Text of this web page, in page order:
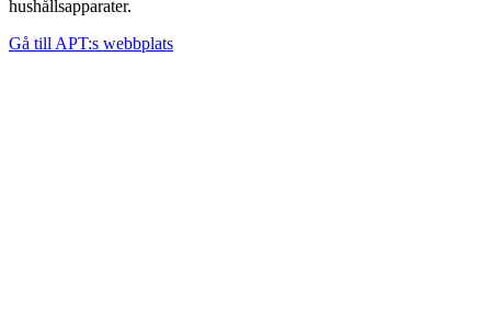
hushållsapparater.
Gå till APT:s webbplats